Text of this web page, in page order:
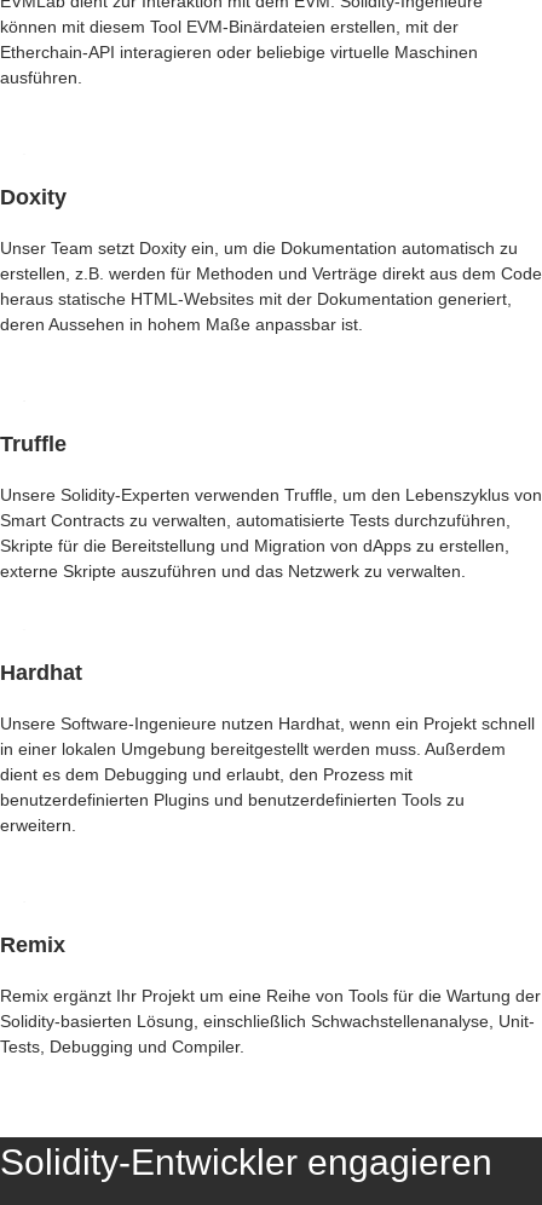
können mit diesem Tool EVM-Binärdateien erstellen, mit der
Etherchain-API interagieren oder beliebige virtuelle Maschinen
ausführen.
Doxity
Unser Team setzt Doxity ein, um die Dokumentation automatisch zu
erstellen, z.B. werden für Methoden und Verträge direkt aus dem Code
heraus statische HTML-Websites mit der Dokumentation generiert,
deren Aussehen in hohem Maße anpassbar ist.
Truffle
Unsere Solidity-Experten verwenden Truffle, um den Lebenszyklus von
Smart Contracts zu verwalten, automatisierte Tests durchzuführen,
Skripte für die Bereitstellung und Migration von dApps zu erstellen,
externe Skripte auszuführen und das Netzwerk zu verwalten.
Hardhat
Unsere Software-Ingenieure nutzen Hardhat, wenn ein Projekt schnell
in einer lokalen Umgebung bereitgestellt werden muss. Außerdem
dient es dem Debugging und erlaubt, den Prozess mit
benutzerdefinierten Plugins und benutzerdefinierten Tools zu
erweitern.
Remix
Remix ergänzt Ihr Projekt um eine Reihe von Tools für die Wartung der
Solidity-basierten Lösung, einschließlich Schwachstellenanalyse, Unit-
Tests, Debugging und Compiler.
Solidity-Entwickler engagieren